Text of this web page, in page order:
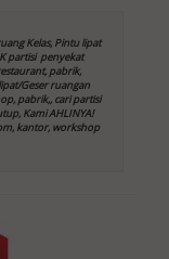
Kelas, Pintu lipat
partisi penyekat
pabrik,
Geser ruangan
pabrik,, cari partisi
Kami AHLINYA!
kantor, workshop